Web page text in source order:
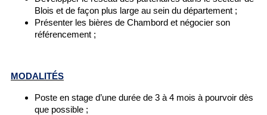
Blois et de façon plus large au sein du département ;
Présenter les bières de Chambord et négocier son
référencement ;
MODALITÉS
Poste en stage d’une durée de 3 à 4 mois à pourvoir dès
que possible ;